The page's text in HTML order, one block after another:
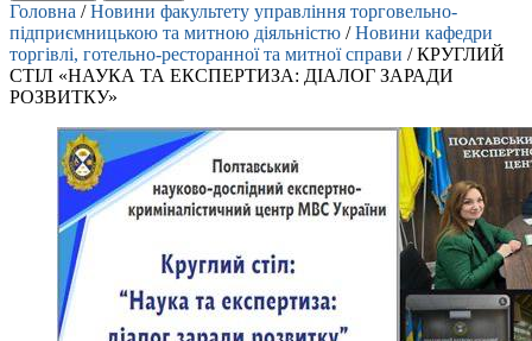
Головна /Новини факультету управління торговельно-
підприємницькою та митною діяльністю /Новини кафедри
торгівлі, готельно-ресторанної та митної справи /КРУГЛИЙ
СТІЛ «НАУКА ТА ЕКСПЕРТИЗА: ДІАЛОГ ЗАРАДИ
РОЗВИТКУ»